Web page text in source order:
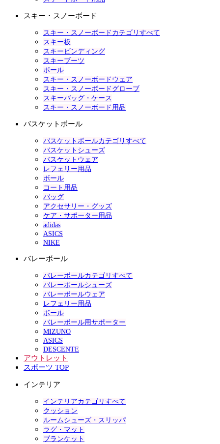
スキー・スノーボード
スキー・スノーボードカテゴリすべて
スキー板
スキービンディング
スキーブーツ
ポール
スキー・スノーボードウェア
スキー・スノーボードグローブ
スキーバッグ・ケース
スキー・スノーボード用品
バスケットボール
バスケットボールカテゴリすべて
バスケットシューズ
バスケットウェア
レフェリー用品
ボール
コート用品
バッグ
アクセサリー・グッズ
ケア・サポーター用品
adidas
ASICS
NIKE
バレーボール
バレーボールカテゴリすべて
バレーボールシューズ
バレーボールウェア
レフェリー用品
ボール
バレーボール用サポーター
MIZUNO
ASICS
DESCENTE
アウトレット
スポーツ TOP
インテリア
インテリアカテゴリすべて
クッション
ルームシューズ・スリッパ
ラグ・マット
ブランケット